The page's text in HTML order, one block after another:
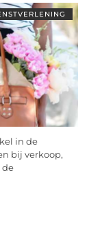
in de
bij verkoop,
de